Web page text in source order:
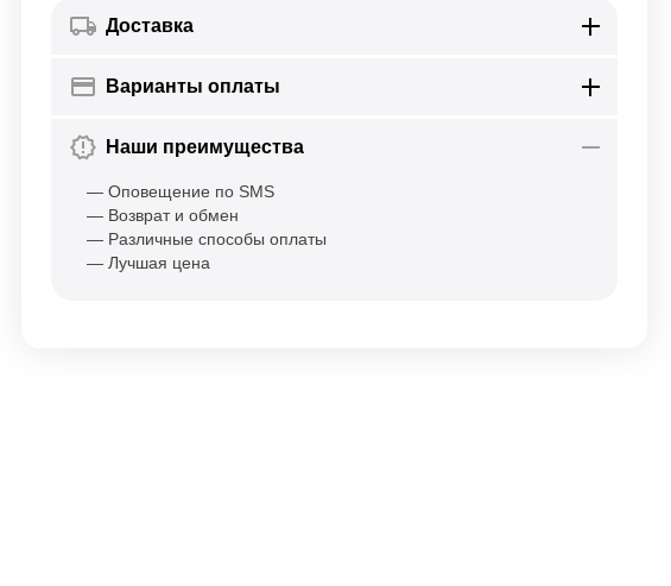
Доставка
Варианты оплаты
Наши преимущества
— Оповещение по SMS
— Возврат и обмен
— Различные способы оплаты
— Лучшая цена